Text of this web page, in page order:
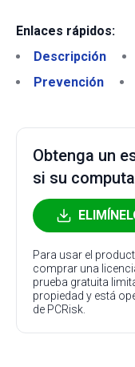
Enlaces rápidos:
Descripción
Prevención
Obtenga un
si su
Para usar el
comprar una
prueba gratuita
propiedad y está
de PCRisk.